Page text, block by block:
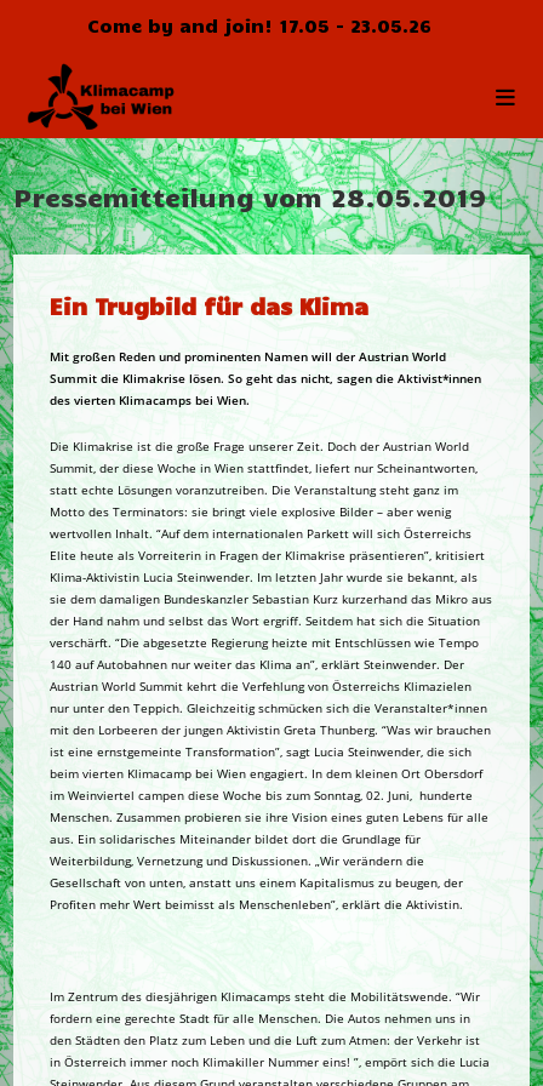
springen
Come by and join! 17.05 - 23.05.26
Pressemitteilung vom 28.05.2019
Ein Trugbild für das Klima
Mit großen Reden und prominenten Namen will der Austrian World
Summit die Klimakrise lösen. So geht das nicht, sagen die Aktivist*innen
des vierten Klimacamps bei Wien.
Die Klimakrise ist die große Frage unserer Zeit. Doch der Austrian World
Summit, der diese Woche in Wien stattfindet, liefert nur Scheinantworten,
statt echte Lösungen voranzutreiben. Die Veranstaltung steht ganz im
Motto des Terminators: sie bringt viele explosive Bilder – aber wenig
wertvollen Inhalt. “Auf dem internationalen Parkett will sich Österreichs
Elite heute als Vorreiterin in Fragen der Klimakrise präsentieren”, kritisiert
Klima-Aktivistin Lucia Steinwender. Im letzten Jahr wurde sie bekannt, als
sie dem damaligen Bundeskanzler Sebastian Kurz kurzerhand das Mikro aus
der Hand nahm und selbst das Wort ergriff. Seitdem hat sich die Situation
verschärft. “Die abgesetzte Regierung heizte mit Entschlüssen wie Tempo
140 auf Autobahnen nur weiter das Klima an”, erklärt Steinwender. Der
Austrian World Summit kehrt die Verfehlung von Österreichs Klimazielen
nur unter den Teppich. Gleichzeitig schmücken sich die Veranstalter*innen
mit den Lorbeeren der jungen Aktivistin Greta Thunberg. “Was wir brauchen
ist eine ernstgemeinte Transformation”, sagt Lucia Steinwender, die sich
beim vierten Klimacamp bei Wien engagiert. In dem kleinen Ort Obersdorf
im Weinviertel campen diese Woche bis zum Sonntag, 02. Juni, hunderte
Menschen. Zusammen probieren sie ihre Vision eines guten Lebens für alle
aus. Ein solidarisches Miteinander bildet dort die Grundlage für
Weiterbildung, Vernetzung und Diskussionen. „Wir verändern die
Gesellschaft von unten, anstatt uns einem Kapitalismus zu beugen, der
Profiten mehr Wert beimisst als Menschenleben”, erklärt die Aktivistin.
Im Zentrum des diesjährigen Klimacamps steht die Mobilitätswende. “Wir
fordern eine gerechte Stadt für alle Menschen. Die Autos nehmen uns in
den Städten den Platz zum Leben und die Luft zum Atmen: der Verkehr ist
in Österreich immer noch Klimakiller Nummer eins! ”, empört sich die Lucia